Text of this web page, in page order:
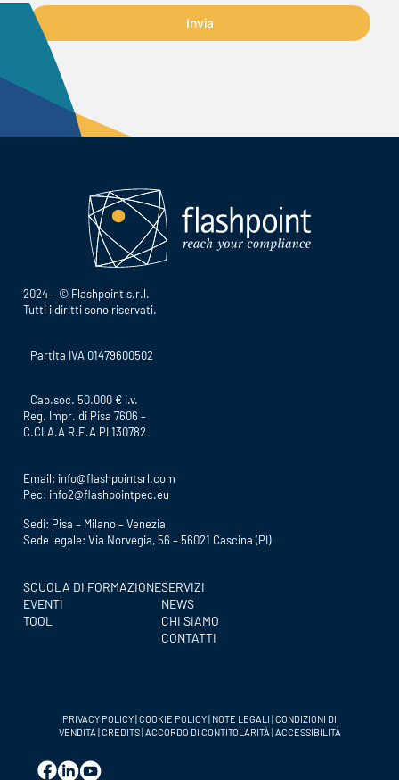
Invia
2024 – © Flashpoint s.r.l.
Tutti i diritti sono riservati.
Partita IVA 01479600502
Cap.soc. 50.000 € i.v.
Reg. Impr. di Pisa 7606 –
C.CI.A.A R.E.A PI 130782
Email: info@flashpointsrl.com
Pec: info2@flashpointpec.eu
Sedi: Pisa – Milano – Venezia
Sede legale: Via Norvegia, 56 – 56021 Cascina (PI)
SCUOLA DI FORMAZIONE
EVENTI
TOOL
SERVIZI
NEWS
CHI SIAMO
CONTATTI
PRIVACY POLICY COOKIE POLICY NOTE LEGALI CONDIZIONI DI
VENDITA CREDITS ACCORDO DI CONTITOLARITÀ ACCESSIBILITÀ